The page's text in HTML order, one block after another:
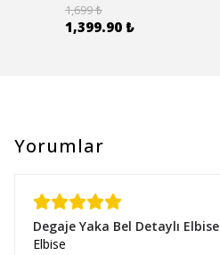
1,699 ₺
1,399.90 ₺
Yorumlar
Degaje Yaka Bel Detaylı Elbise
Elbise